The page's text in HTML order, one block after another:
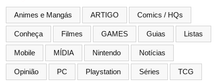
Animes e Mangás ARTIGO Comics / HQs
Conheça Filmes GAMES Guias Listas
Mobile MÍDIA Nintendo Notícias
Opinião PC Playstation Séries TCG